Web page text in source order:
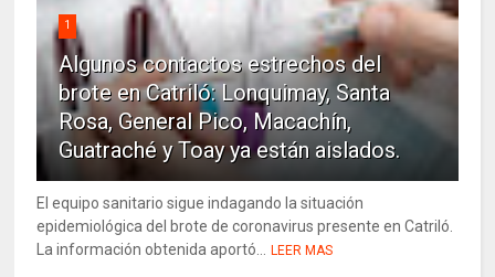
1
Algunos contactos estrechos del
brote en Catriló: Lonquimay, Santa
Rosa, General Pico, Macachín,
Guatraché y Toay ya están aislados.
El equipo sanitario sigue indagando la situación
epidemiológica del brote de coronavirus presente en Catriló.
La información obtenida aportó... LEER MAS